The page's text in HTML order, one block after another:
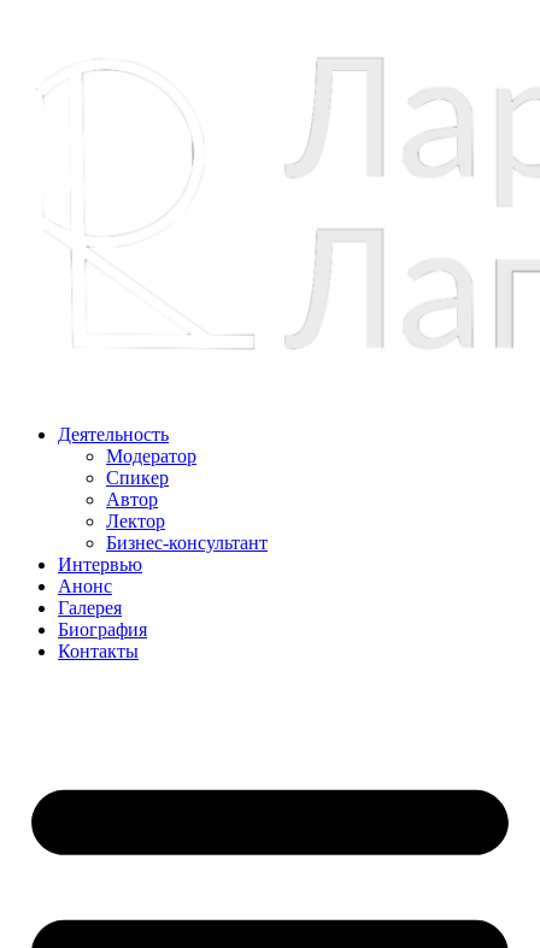
содержимому
Деятельность
Модератор
Спикер
Автор
Лектор
Бизнес-консультант
Интервью
Анонс
Галерея
Биография
Контакты